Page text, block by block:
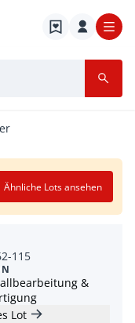
Ähnliche Lots ansehen
115
&
Lot